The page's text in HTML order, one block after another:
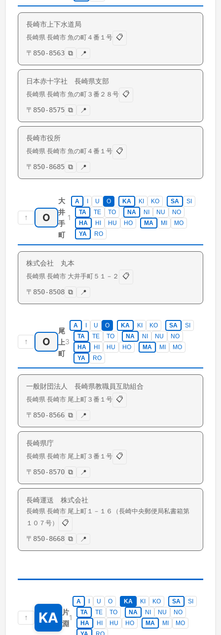
長崎市上下水道局
長崎県 長崎市 魚の町 ４番１号 📋
〒 850-8563 ⧉ 📍
日本赤十字社 長崎県支部
長崎県 長崎市 魚の町 ３番２８号 📋
〒 850-8575 ⧉ 📍
長崎市役所
長崎県 長崎市 魚の町 ４番１号 📋
〒 850-8685 ⧉ 📍
↑ O
大
井
手
町
1
A U O KA KI KO SA
SI
TA
TE TO NA NI NU
NO
HA
HI HU HO MA MI
MO
YA
RO
株式会社 丸本
長崎県 長崎市 大井手町 ５１－２
📋
〒 850-8508 ⧉ 📍
↑ O
尾
上
町
3
A U O KA KI KO SA
SI
TA
TE TO NA NI NU
NO
HA
HI HU HO MA MI
MO
YA
RO
一般財団法人 長崎県教職員互助組合
長崎県 長崎市 尾上町 ３番１号 📋
〒 850-8566 ⧉ 📍
長崎県庁
長崎県 長崎市 尾上町 ３番１号 📋
〒 850-8570 ⧉ 📍
長崎運送 株式会社
長崎県 長崎市 尾上町 １－１６（長崎中央郵便局私書箱第
１０７号）
📋
〒 850-8668 ⧉ 📍
↑ KA 片
淵
1
A U O KA KI KO SA
SI
TA
TE TO NA NI NU
NO
HA
HI HU HO MA MI
MO